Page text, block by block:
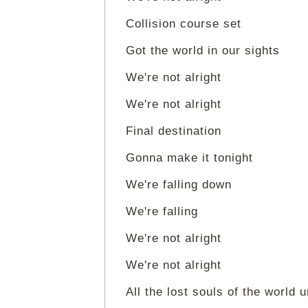
Collision course set
Got the world in our sights
We're not alright
We're not alright
Final destination
Gonna make it tonight
We're falling down
We're falling
We're not alright
We're not alright
All the lost souls of the world